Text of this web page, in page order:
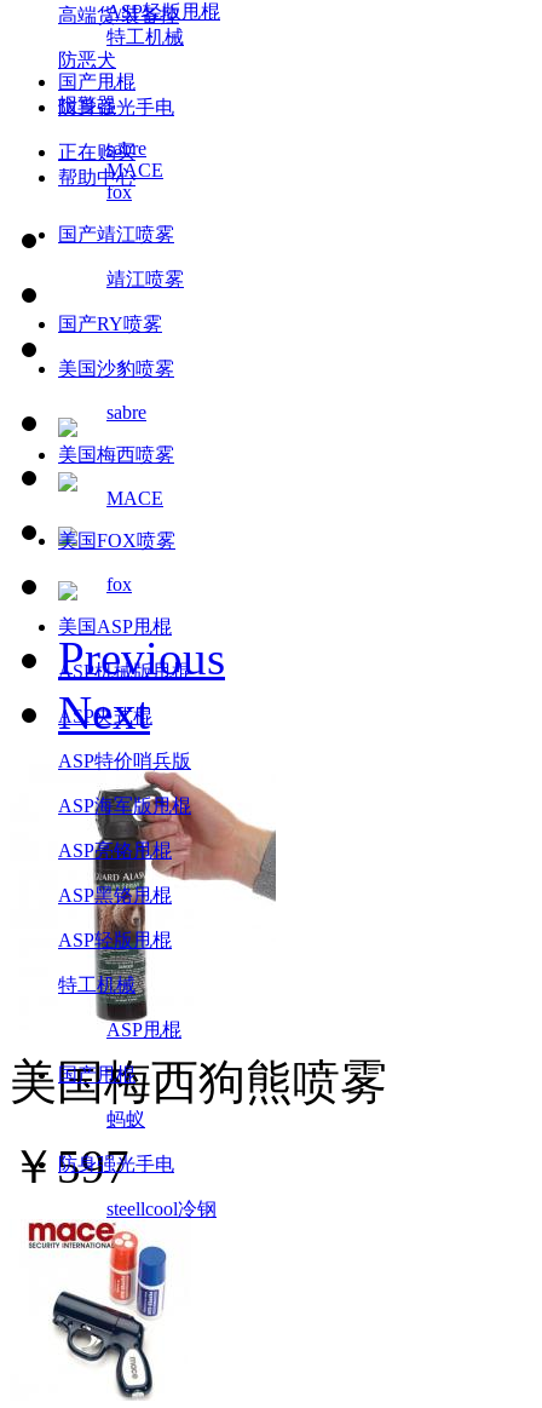
高端货/装备控
防恶犬
报警器
sabre
MACE
fox
国产靖江喷雾
靖江喷雾
国产RY喷雾
美国沙豹喷雾
sabre
美国梅西喷雾
MACE
美国FOX喷雾
fox
美国ASP甩棍
ASP机械版甩棍
ASP夹式棍
ASP特价哨兵版
ASP海军版甩棍
ASP亮铬甩棍
ASP黑铬甩棍
ASP轻版甩棍
特工机械
ASP甩棍
国产甩棍
蚂蚁
防身强光手电
steellcool冷钢
ASP轻版甩棍
特工机械
国产甩棍
防身强光手电
正在购买
帮助中心
Previous
Next
美国梅西狗熊喷雾
￥ 597